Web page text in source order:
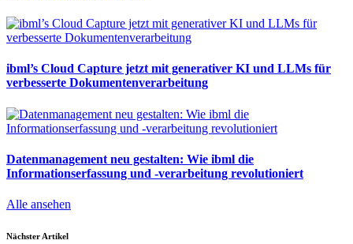
ibml’s Cloud Capture jetzt mit generativer KI und LLMs für
verbesserte Dokumentenverarbeitung
Datenmanagement neu gestalten: Wie ibml die
Informationserfassung und -verarbeitung revolutioniert
Alle ansehen
Nächster Artikel